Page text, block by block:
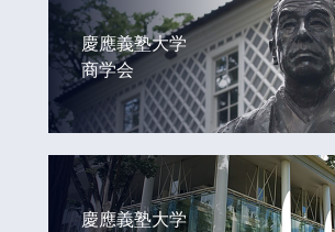
慶應義塾大学
商学会
慶應義塾大学